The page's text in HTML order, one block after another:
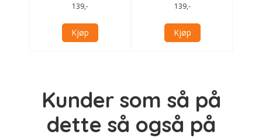
139,-
Kjøp
139,-
Kjøp
Kunder som så på
dette så også på